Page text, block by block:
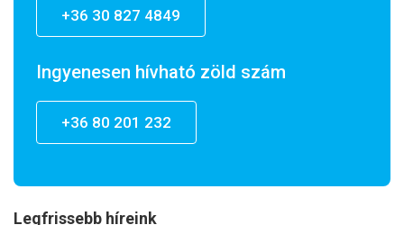
+36 30 827 4849
Ingyenesen hívható zöld szám
+36 80 201 232
Legfrissebb híreink